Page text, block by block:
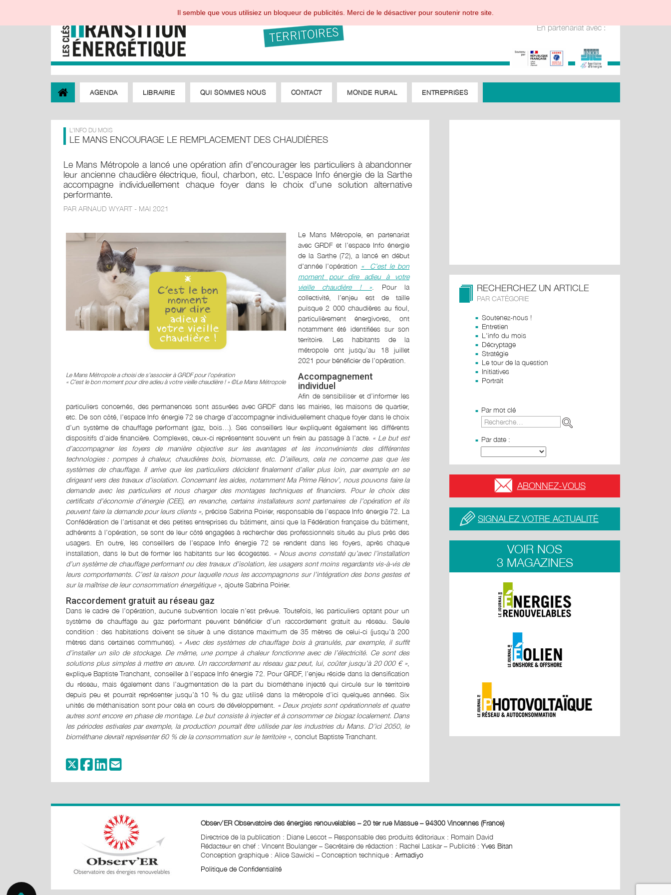
En partenariat avec :
AGENDA LIBRAIRIE QUI SOMMES NOUS CONTACT MONDE RURAL ENTREPRISES
L'INFO DU MOIS
LE MANS ENCOURAGE LE REMPLACEMENT DES CHAUDIÈRES
Le Mans Métropole a lancé une opération afin d’encourager les particuliers à abandonner
leur ancienne chaudière électrique, fioul, charbon, etc. L’espace Info énergie de la Sarthe
accompagne individuellement chaque foyer dans le choix d’une solution alternative
performante.
PAR ARNAUD WYART - MAI 2021
Le Mans Métropole a choisi de s’associer à GRDF pour l’opération
« C’est le bon moment pour dire adieu à votre vieille chaudière ! »©Le Mans Métropole
Le Mans Métropole, en partenariat
avec GRDF et l’espace Info énergie
de la Sarthe (72), a lancé en début
d’année l’opération « C’est le bon
moment pour dire adieu à votre
vieille chaudière ! » . Pour la
collectivité, l’enjeu est de taille
puisque 2 000 chaudières au fioul,
particulièrement énergivores, ont
notamment été identifiées sur son
territoire. Les habitants de la
métropole ont jusqu’au 18 juillet
2021 pour bénéficier de l’opération.
Accompagnement
individuel
Afin de sensibiliser et d’informer les
particuliers concernés, des permanences sont assurées avec GRDF dans les mairies, les maisons de quartier,
etc. De son côté, l’espace Info énergie 72 se charge d’accompagner individuellement chaque foyer dans le choix
d’un système de chauffage performant (gaz, bois…). Ses conseillers leur expliquent également les différents
dispositifs d’aide financière. Complexes, ceux-ci représentent souvent un frein au passage à l’acte. « Le but est
d’accompagner les foyers de manière objective sur les avantages et les inconvénients des différentes
technologies. : pompes à chaleur, chaudières bois, biomasse, etc. D’ailleurs, cela ne concerne pas que les
systèmes de chauffage. Il arrive que les particuliers décident finalement d’aller plus loin, par exemple en se
dirigeant vers des travaux d’isolation. Concernant les aides, notamment Ma Prime Rénov’, nous pouvons faire la
demande avec les particuliers et nous charger des montages techniques et financiers. Pour le choix des
certificats d’économie d’énergie (CEE), en revanche, certains installateurs sont partenaires de l’opération et ils
peuvent faire la demande pour leurs clients » , précise Sabrina Poirier, responsable de l’espace Info énergie 72. La
Confédération de l’artisanat et des petites entreprises du bâtiment, ainsi que la Fédération française du bâtiment,
adhérents à l’opération, se sont de leur côté engagées à rechercher des professionnels situés au plus près des
usagers. En outre, les conseillers de l’espace Info énergie 72 se rendent dans les foyers, après chaque
installation, dans le but de former les habitants sur les écogestes. « Nous avons constaté qu’avec l’installation
d’un système de chauffage performant ou des travaux d’isolation, les usagers sont moins regardants vis-à-vis de
leurs comportements. C’est la raison pour laquelle nous les accompagnons sur l’intégration des bons gestes et
sur la maîtrise de leur consommation énergétique » , ajoute Sabrina Poirier.
Raccordement gratuit au réseau gaz
Dans le cadre de l’opération, aucune subvention locale n’est prévue. Toutefois, les particuliers optant pour un
système de chauffage au gaz performant peuvent bénéficier d’un raccordement gratuit au réseau. Seule
condition : des habitations doivent se situer à une distance maximum de 35 mètres de celui-ci (jusqu’à 200
mètres dans certaines communes). « Avec des systèmes de chauffage bois à granulés, par exemple, il suffit
d’installer un silo de stockage. De même, une pompe à chaleur fonctionne avec de l’électricité. Ce sont des
solutions plus simples à mettre en œuvre. Un raccordement au réseau gaz peut, lui, coûter jusqu’à 20 000 € »
explique Baptiste Tranchant, conseiller à l’espace Info énergie 72. Pour GRDF, l’enjeu réside dans la densification
du réseau, mais également dans l’augmentation de la part du biométhane injecté qui circule sur le territoire
depuis peu et pourrait représenter jusqu’à 10 % du gaz utilisé dans la métropole d’ici quelques années. Six
unités de méthanisation sont pour cela en cours de développement. « Deux projets sont opérationnels et quatre
autres sont encore en phase de montage. Le but consiste à injecter et à consommer ce biogaz localement. Dans
les périodes estivales par exemple, la production pourrait être utilisée par les industries du Mans. D’ici 2050, le
biométhane devrait représenter 60 % de la consommation sur le territoire » , conclut Baptiste Tranchant.
RECHERCHEZ UN ARTICLE
PAR CATÉGORIE
Soutenez-nous !
Entretien
L'info du mois
Décryptage
Stratégie
Le tour de la question
Initiatives
Portrait
Par mot clé
Par date :
ABONNEZ-VOUS
SIGNALEZ VOTRE ACTUALITÉ
VOIR NOS
3 MAGAZINES
Observ’ER Observatoire des énergies renouvelables – 20 ter rue Massue – 94300 Vincennes (France)
Directrice de la publication : Diane Lescot – Responsable des produits éditoriaux : Romain David
Rédacteur en chef : Vincent Boulanger – Secrétaire de rédaction : Rachel Laskar– Publicité : Yves Bitan
Conception graphique : Alice Sawicki – Conception technique : Armadiyo
Politique de Confidentialité
Il semble que vous utilisiez un bloqueur de publicités. Merci de le désactiver pour soutenir notre site.